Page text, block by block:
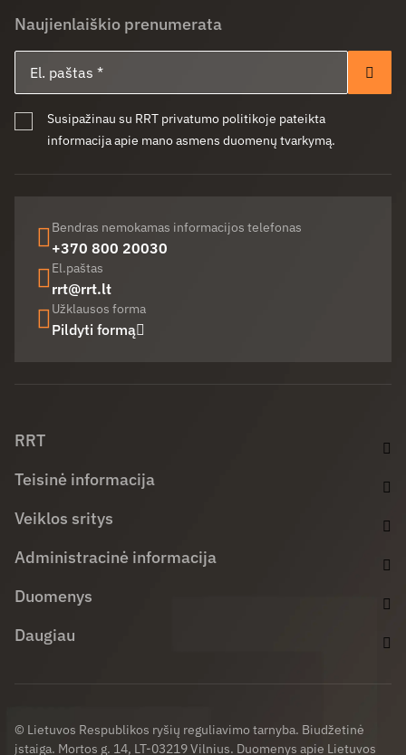
Naujienlaiškio prenumerata
Susipažinau su RRT privatumo politikoje pateikta
informacija apie mano asmens duomenų tvarkymą.
Bendras nemokamas informacijos telefonas
+370 800 20030
El.paštas
rrt@rrt.lt
Užklausos forma
Pildyti formą
RRT
Teisinė informacija
Veiklos sritys
Administracinė informacija
Duomenys
Daugiau
© Lietuvos Respublikos ryšių reguliavimo tarnyba. Biudžetinė
įstaiga. Mortos g. 14, LT-03219 Vilnius. Duomenys apie Lietuvos